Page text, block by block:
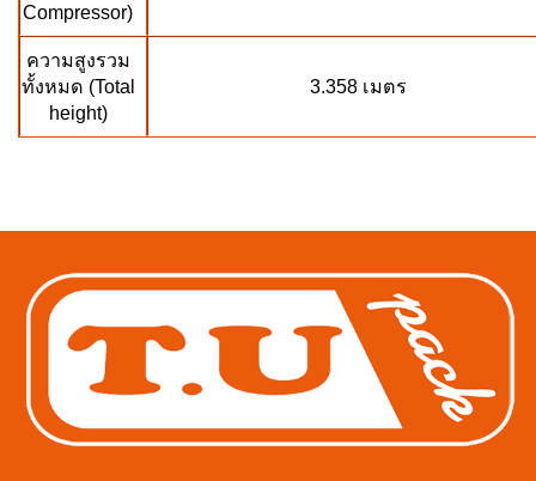
Compressor)
ความสูงรวม
ทั้งหมด (Total
height)
3.358 เมตร